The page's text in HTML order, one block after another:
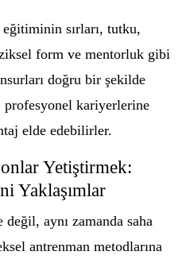
sırları, tutku,
form ve mentorluk gibi
doğru bir şekilde
kariyerlerine
elde edebilirler.
Yetiştirmek:
Yaklaşımlar
aynı zamanda saha
antrenman metodlarına